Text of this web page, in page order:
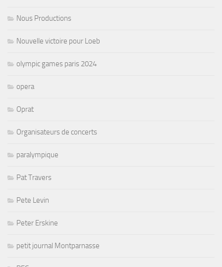
Nous Productions
Nouvelle victoire pour Loeb
olympic games paris 2024
opera
Oprat
Organisateurs de concerts
paralympique
Pat Travers
Pete Levin
Peter Erskine
petit journal Montparnasse